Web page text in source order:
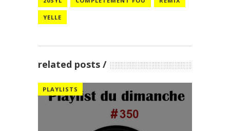
YELLE
related posts
PLAYLISTS